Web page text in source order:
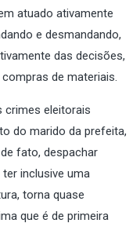
atuado ativamente
e desmandando,
das decisões,
de materiais.
crimes eleitorais
do marido da prefeita,
fato, despachar
inclusive uma
torna quase
que é de primeira